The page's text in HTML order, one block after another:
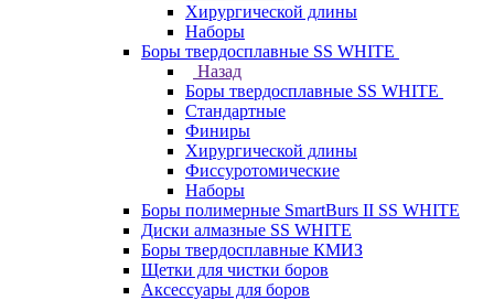
Хирургической длины
Наборы
Боры твердосплавные SS WHITE
Назад
Боры твердосплавные SS WHITE
Стандартные
Финиры
Хирургической длины
Фиссуротомические
Наборы
Боры полимерные SmartBurs II SS WHITE
Диски алмазные SS WHITE
Боры твердосплавные КМИЗ
Щетки для чистки боров
Аксессуары для боров